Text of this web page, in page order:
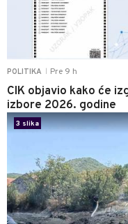
POLITIKA Pre 9 h
CIK objavio kako će
izbore 2026. godine
3 slika